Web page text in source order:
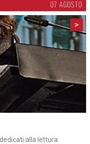
07 AGOSTO
>
alla lettura